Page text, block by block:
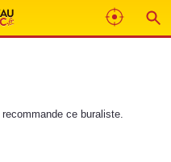
recommande ce buraliste.